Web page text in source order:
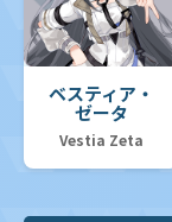
ベスティア・
ゼータ
Vestia Zeta